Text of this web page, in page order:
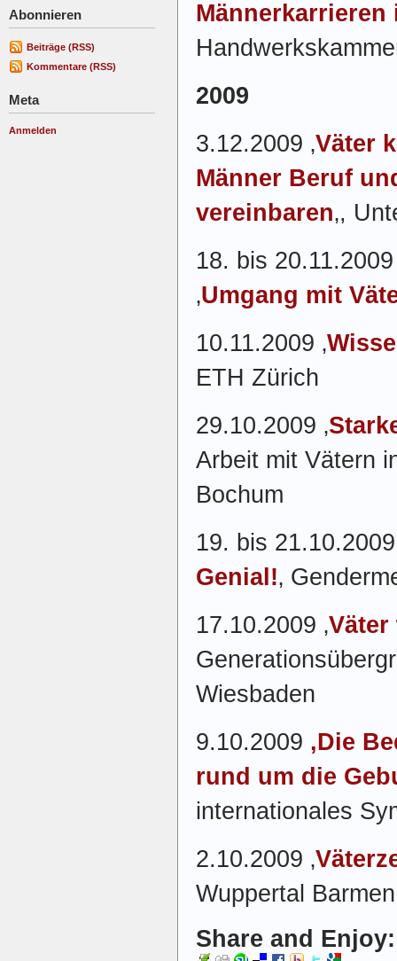
Abonnieren
Beiträge (RSS)
Kommentare (RSS)
Meta
Anmelden
Männerkarrieren
2009
3.12.2009 ‚Väter
Männer Beruf
vereinbaren‚,
18. bis
‚Umgang mit
10.11.2009 ‚
ETH Zürich
29.10.2009 ‚
Arbeit mit Vätern
Bochum
19. bis 21.10.2009
Genial!‚
17.10.2009 ‚
Wiesbaden
9.10.2009 ‚Die
rund um die
internationales
2.10.2009 ‚
Wuppertal Barmen
Share and Enjoy: